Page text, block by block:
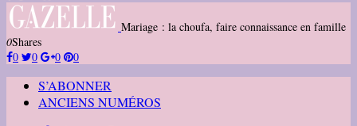
Mariage : la choufa, faire connaissance en famille
0Shares
0
0 0 0
S’ABONNER
ANCIENS NUMÉROS